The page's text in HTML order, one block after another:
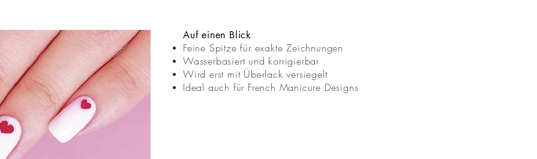
Auf einen Blick
Feine Spitze für exakte Zeichnungen
Wasserbasiert und korrigierbar
Wird erst mit Überlack versiegelt
Ideal auch für French Manicure Designs